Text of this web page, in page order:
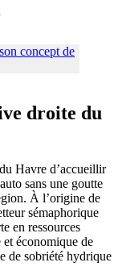
droite du
Havre d’accueillir
sans une goutte
À l’origine de
sémaphorique
en ressources
économique de
de sobriété hydrique